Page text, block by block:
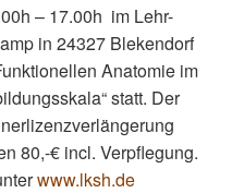
– 17.00h im Lehr-
in 24327 Blekendorf
Anatomie im
statt. Der
80,-€ incl. Verpflegung.
www.lksh.de